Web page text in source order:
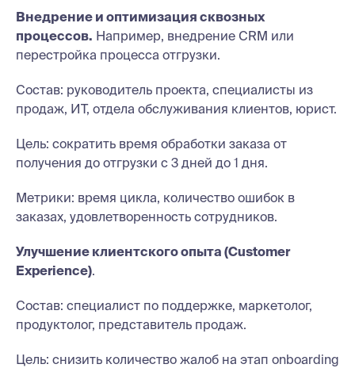
Внедрение и оптимизация сквозных
процессов. Например, внедрение CRM или
перестройка процесса отгрузки.
Состав: руководитель проекта, специалисты из
продаж, ИТ, отдела обслуживания клиентов, юрист.
Цель: сократить время обработки заказа от
получения до отгрузки с 3 дней до 1 дня.
Метрики: время цикла, количество ошибок в
заказах, удовлетворенность сотрудников.
Улучшение клиентского опыта (Customer
Experience).
Состав: специалист по поддержке, маркетолог,
продуктолог, представитель продаж.
Цель: снизить количество жалоб на этап onboarding